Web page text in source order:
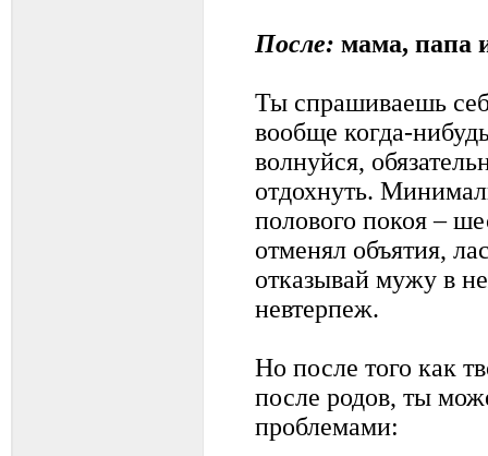
После: мама, папа
Ты спрашиваешь
вообще когда-
волнуйся,
отдохнуть.
полового покоя –
отменял объятия,
отказывай мужу в
невтерпеж.
Но после того как
после родов, ты
проблемами: